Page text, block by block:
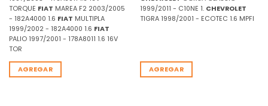
TORQUE FIAT MAREA F2 2003/2005
- 182A4000 1.6 FIAT MULTIPLA
1999/2002 - 182A4000 1.6 FIAT
PALIO 1997/2001 - 178A8011 1.6 16V
TOR
AGREGAR
1999/2011 - C10NE 1. CHEVROLET
TIGRA 1998/2001 - ECOTEC 1.6 MPFI
AGREGAR